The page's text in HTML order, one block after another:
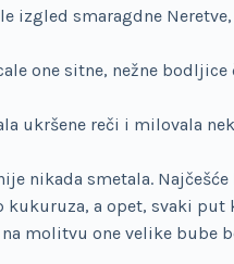
izgled smaragdne
one sitne, nežne bodljice
ukršene reči i milovala
nikada smetala.
a opet, svaki
molitvu one velike bube